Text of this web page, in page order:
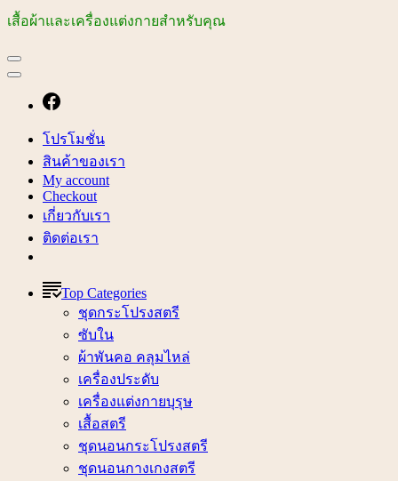
เสื้อผ้าและเครื่องแต่งกายสำหรับคุณ
โปรโมชั่น
สินค้าของเรา
My account
Checkout
เกี่ยวกับเรา
ติดต่อเรา
Top Categories
ชุดกระโปรงสตรี
ซับใน
ผ้าพันคอ คลุมไหล่
เครื่องประดับ
เครื่องแต่งกายบุรุษ
เสื้อสตรี
ชุดนอนกระโปรงสตรี
ชุดนอนกางเกงสตรี